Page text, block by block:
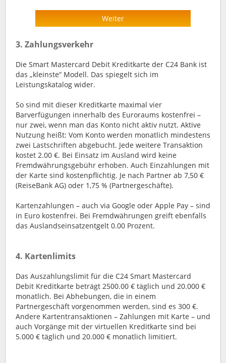
Weiter
3. Zahlungsverkehr
Die Smart Mastercard Debit Kreditkarte der C24 Bank ist
das „kleinste“ Modell. Das spiegelt sich im
Leistungskatalog wider.
So sind mit dieser Kreditkarte maximal vier
Barverfügungen innerhalb des Euroraums kostenfrei –
nur zwei, wenn man das Konto nicht aktiv nutzt. Aktive
Nutzung heißt: Vom Konto werden monatlich mindestens
zwei Lastschriften abgebucht. Jede weitere Transaktion
kostet 2.00 €. Bei Einsatz im Ausland wird keine
Fremdwährungsgebühr erhoben. Auch Einzahlungen mit
der Karte sind kostenpflichtig. Je nach Partner ab 7,50 €
(ReiseBank AG) oder 1,75 % (Partnergeschäfte).
Kartenzahlungen – auch via Google oder Apple Pay – sind
in Euro kostenfrei. Bei Fremdwährungen greift ebenfalls
das Auslandseinsatzentgelt 0.00 Prozent.
4. Kartenlimits
Das Auszahlungslimit für die C24 Smart Mastercard
Debit Kreditkarte beträgt 2500.00 € täglich und 20.000 €
monatlich. Bei Abhebungen, die in einem
Partnergeschäft vorgenommen werden, sind es 300 €.
Andere Kartentransaktionen – Zahlungen mit Karte – und
auch Vorgänge mit der virtuellen Kreditkarte sind bei
5.000 € täglich und 20.000 € monatlich limitiert.